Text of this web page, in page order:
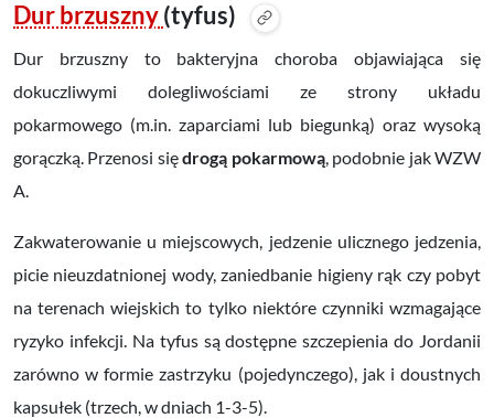
Dur brzuszny(tyfus)
Dur brzuszny to bakteryjna choroba objawiająca się
dokuczliwymi dolegliwościami ze strony układu
pokarmowego (m.in. zaparciami lub biegunką) oraz wysoką
gorączką. Przenosi siędrogą pokarmową, podobnie jak WZW
A.
Zakwaterowanie u miejscowych, jedzenie ulicznego jedzenia,
picie nieuzdatnionej wody, zaniedbanie higieny rąk czy pobyt
na terenach wiejskich to tylko niektóre czynniki wzmagające
ryzyko infekcji. Na tyfus są dostępne szczepienia do Jordanii
zarówno w formie zastrzyku (pojedynczego), jak i doustnych
kapsułek (trzech, w dniach 1-3-5).